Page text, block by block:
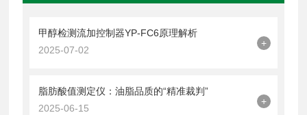
甲醇检测流加控制器YP-FC6原理解析
2025-07-02
+
脂肪酸值测定仪：油脂品质的“精准裁判”
2025-06-15
+